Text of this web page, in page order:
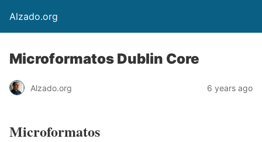
Alzado.org
Microformatos Dublin Core
Alzado.org 6 years ago
Microformatos